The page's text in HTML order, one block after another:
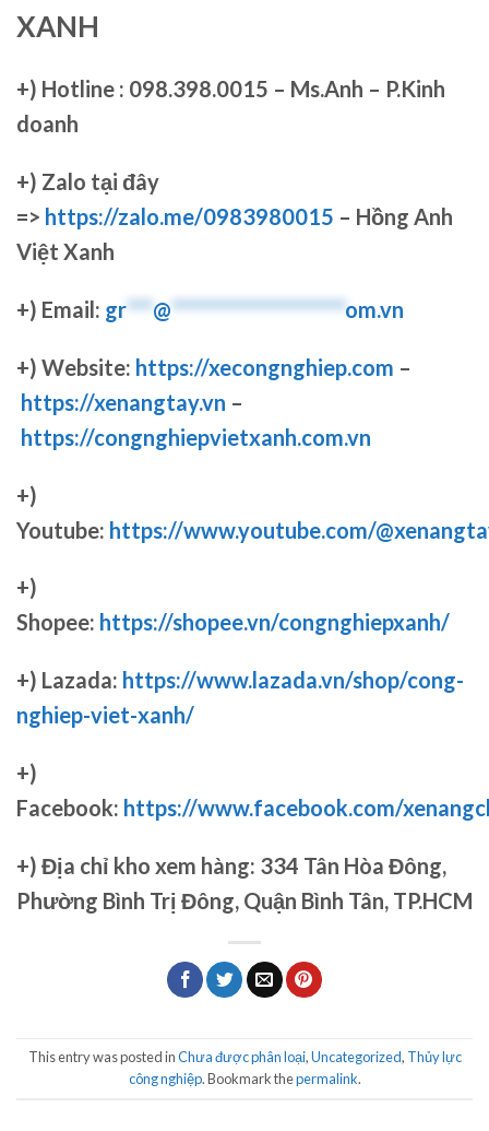
XANH
+) Hotline : 098.398.0015 – Ms.Anh – P.Kinh
doanh
+) Zalo tại đây
=> https://zalo.me/0983980015 – Hồng Anh
Việt Xanh
+) Email: gr***@********************om.vn
+) Website: https://xecongnghiep.com –
https://xenangtay.vn –
https://congnghiepvietxanh.com.vn
+)
Youtube: https://www.youtube.com/
+)
Shopee: https://shopee.vn/congnghiepxanh/
+) Lazada: https://www.lazada.vn/shop/cong-
nghiep-viet-xanh/
+)
Facebook: https://www.facebook.com/
+) Địa chỉ kho xem hàng: 334 Tân Hòa Đông,
Phường Bình Trị Đông, Quận Bình Tân, TP.HCM
This entry was posted inChưa được phân loại,Uncategorized, Thủy lực
công nghiệp. Bookmark thepermalink.